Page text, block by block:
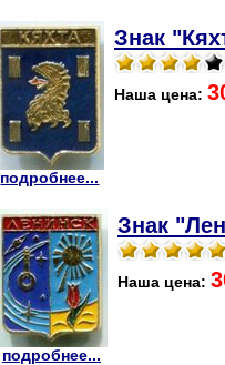
подробнее...
Знак
Наша цена:
подробнее...
Знак
Наша цена: